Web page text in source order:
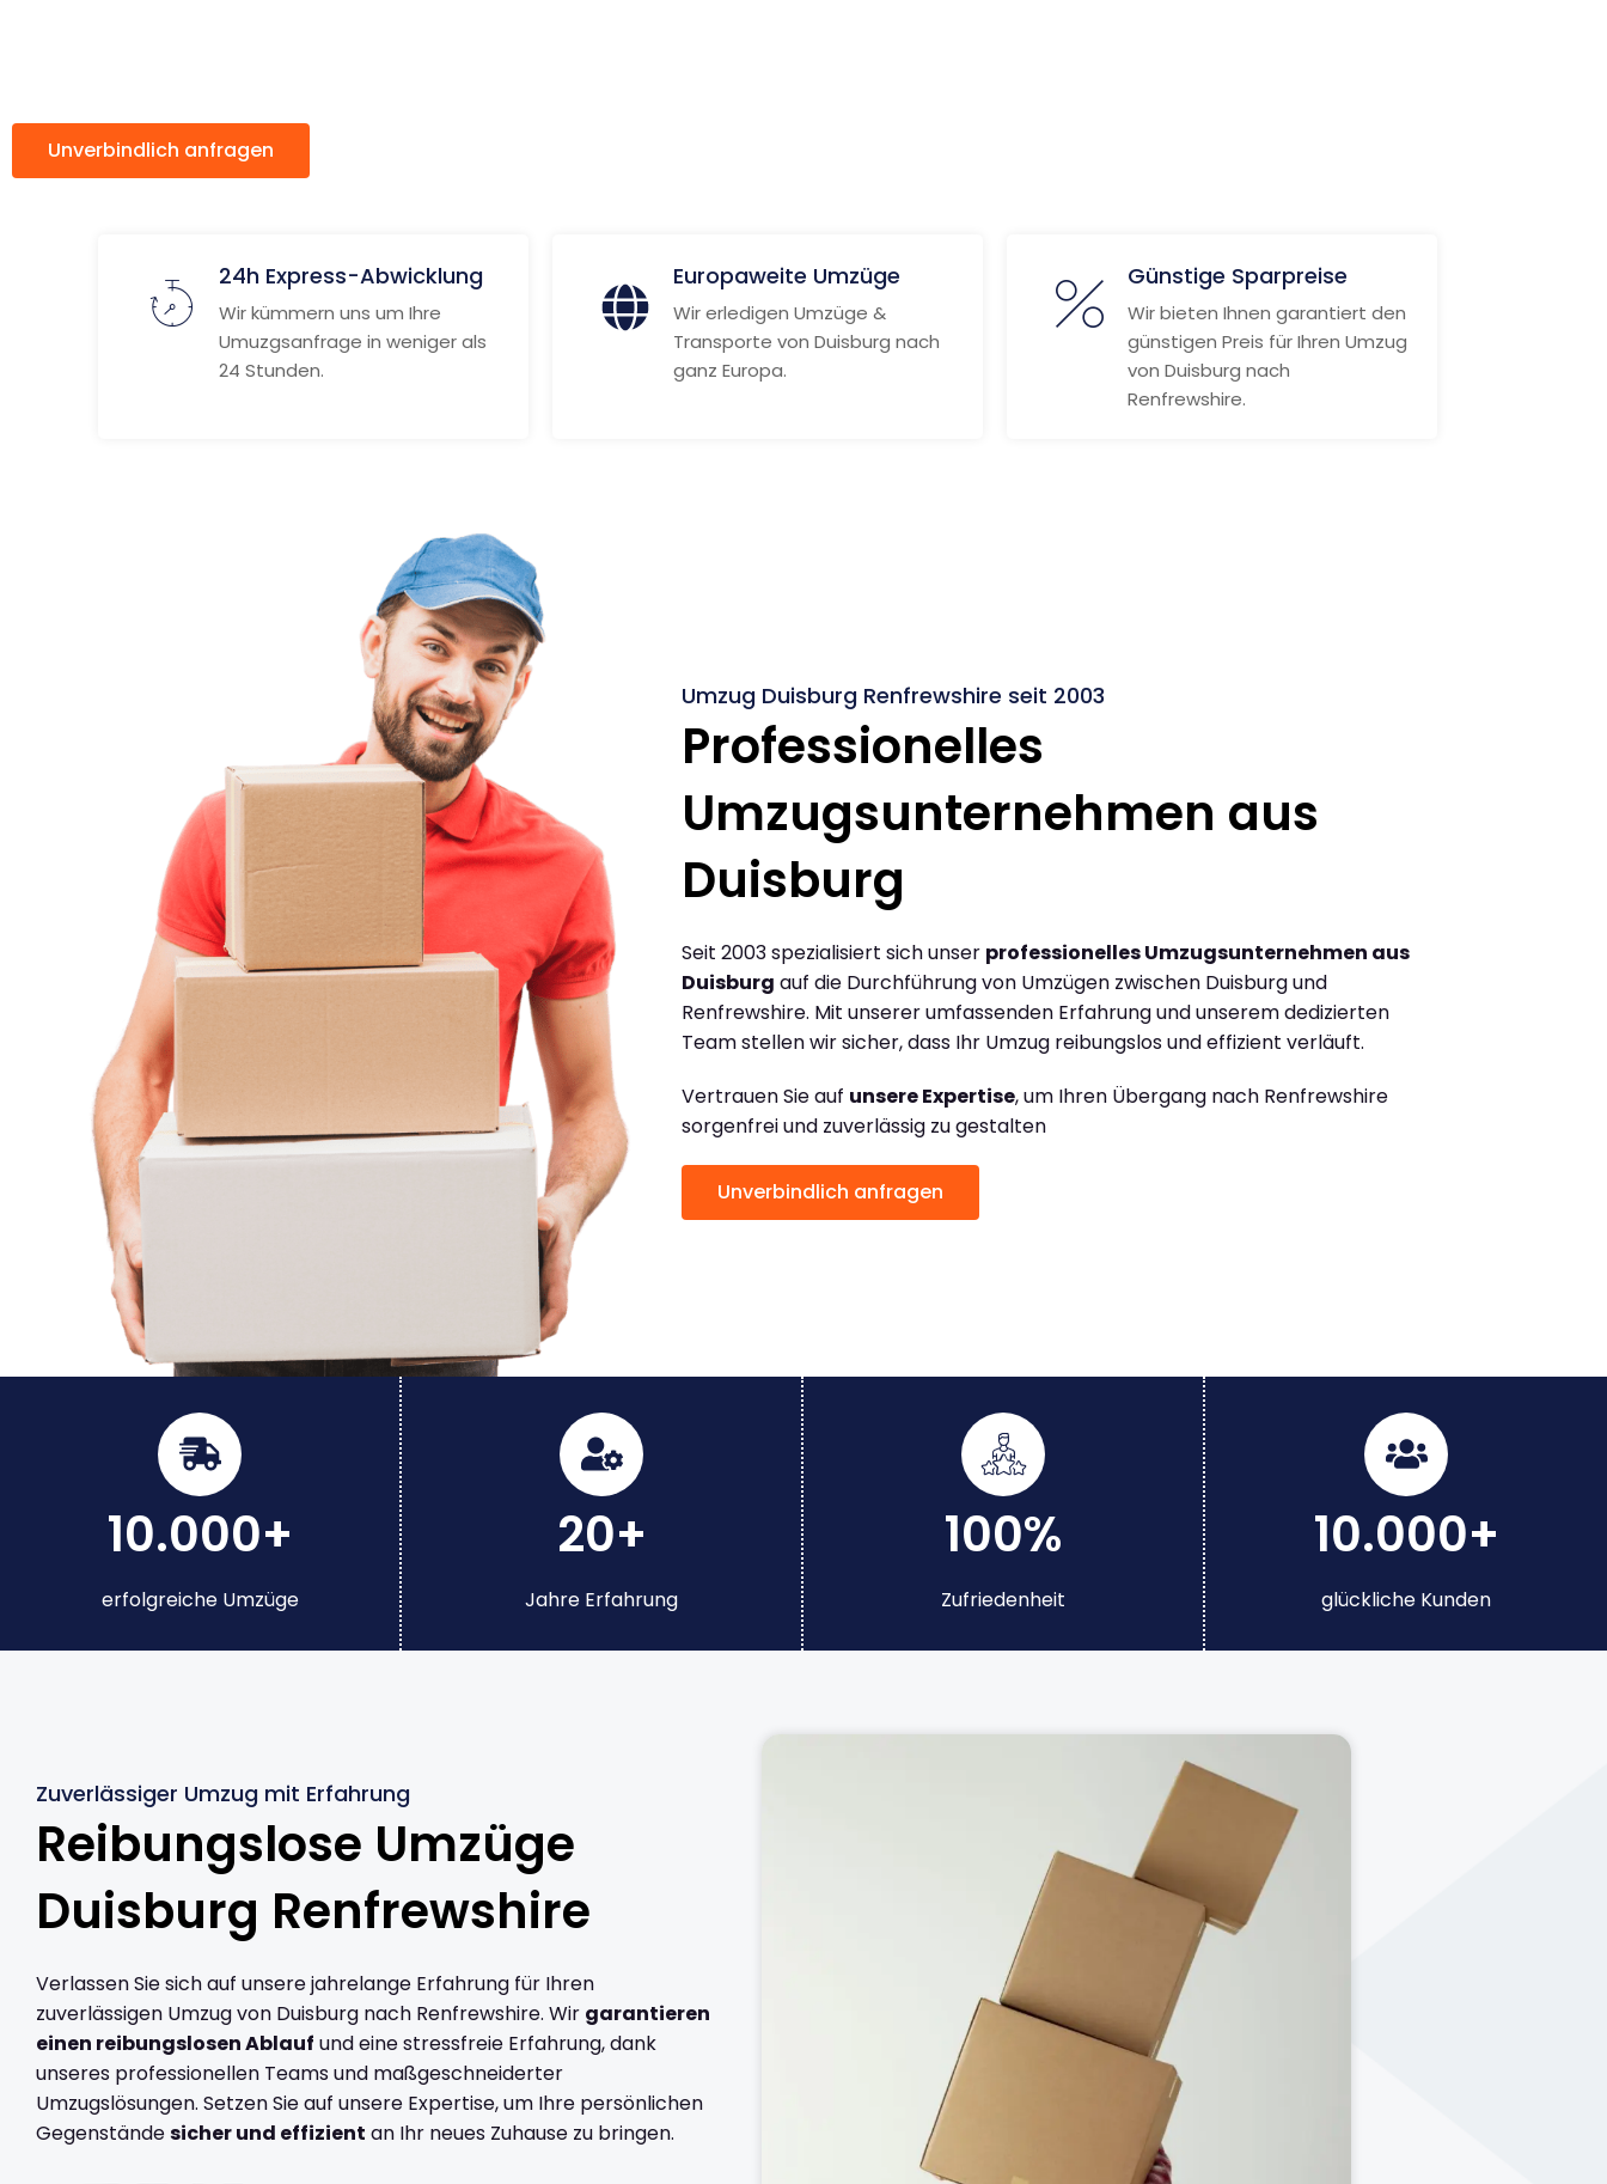
Unverbindlich anfragen
24h Express-Abwicklung
Wir kümmern uns um Ihre
Umuzgsanfrage in weniger als
24 Stunden.
Europaweite Umzüge
Wir erledigen Umzüge &
Transporte von Duisburg nach
ganz Europa.
Günstige Sparpreise
Wir bieten Ihnen garantiert den
günstigen Preis für Ihren Umzug
von Duisburg nach
Renfrewshire.
Umzug Duisburg Renfrewshire seit 2003
Professionelles
Umzugsunternehmen aus
Duisburg
Seit 2003 spezialisiert sich unser professionelles Umzugsunternehmen aus
Duisburg auf die Durchführung von Umzügen zwischen Duisburg und
Renfrewshire. Mit unserer umfassenden Erfahrung und unserem dedizierten
Team stellen wir sicher, dass Ihr Umzug reibungslos und effizient verläuft.
Vertrauen Sie auf unsere Expertise, um Ihren Übergang nach Renfrewshire
sorgenfrei und zuverlässig zu gestalten
Unverbindlich anfragen
10.000+
erfolgreiche Umzüge
20+
Jahre Erfahrung
100%
Zufriedenheit
10.000+
glückliche Kunden
Zuverlässiger Umzug mit Erfahrung
Reibungslose Umzüge
Duisburg Renfrewshire
Verlassen Sie sich auf unsere jahrelange Erfahrung für Ihren
zuverlässigen Umzug von Duisburg nach Renfrewshire. Wir garantieren
einen reibungslosen Ablauf und eine stressfreie Erfahrung, dank
unseres professionellen Teams und maßgeschneiderter
Umzugslösungen. Setzen Sie auf unsere Expertise, um Ihre persönlichen
Gegenständesicher und effizient an Ihr neues Zuhause zu bringen.